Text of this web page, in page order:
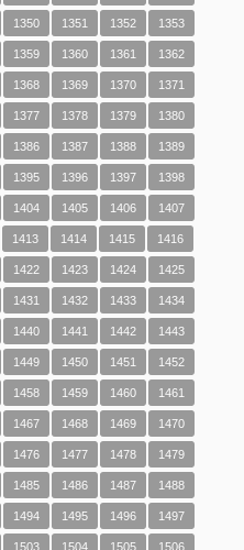
1350 1351 1352 1353
1359 1360 1361 1362
1368 1369 1370 1371
1377 1378 1379 1380
1386 1387 1388 1389
1395 1396 1397 1398
1404 1405 1406 1407
1413 1414 1415 1416
1422 1423 1424 1425
1431 1432 1433 1434
1440 1441 1442 1443
1449 1450 1451 1452
1458 1459 1460 1461
1467 1468 1469 1470
1476 1477 1478 1479
1485 1486 1487 1488
1494 1495 1496 1497
1503 1504 1505 1506